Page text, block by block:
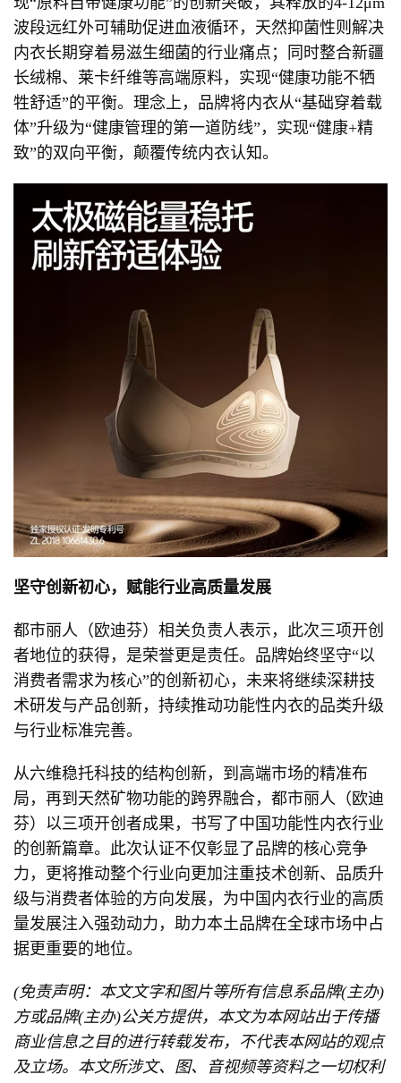
波段远红外可辅助促进血液循环，天然抑菌性则解决
内衣长期穿着易滋生细菌的行业痛点；同时整合新疆
长绒棉、莱卡纤维等高端原料，实现“健康功能不牺
牲舒适”的平衡。理念上，品牌将内衣从“基础穿着载
体”升级为“健康管理的第一道防线”，实现“健康+精
致”的双向平衡，颠覆传统内衣认知。
坚守创新初心，赋能行业高质量发展
都市丽人（欧迪芬）相关负责人表示，此次三项开创
者地位的获得，是荣誉更是责任。品牌始终坚守“以
消费者需求为核心”的创新初心，未来将继续深耕技
术研发与产品创新，持续推动功能性内衣的品类升级
与行业标准完善。
从六维稳托科技的结构创新，到高端市场的精准布
局，再到天然矿物功能的跨界融合，都市丽人（欧迪
芬）以三项开创者成果，书写了中国功能性内衣行业
的创新篇章。此次认证不仅彰显了品牌的核心竞争
力，更将推动整个行业向更加注重技术创新、品质升
级与消费者体验的方向发展，为中国内衣行业的高质
量发展注入强劲动力，助力本土品牌在全球市场中占
据更重要的地位。
(免责声明：本文文字和图片等所有信息系品牌(主办)
方或品牌(主办)公关方提供，本文为本网站出于传播
商业信息之目的进行转载发布，不代表本网站的观点
及立场。本文所涉文、图、音视频等资料之一切权利